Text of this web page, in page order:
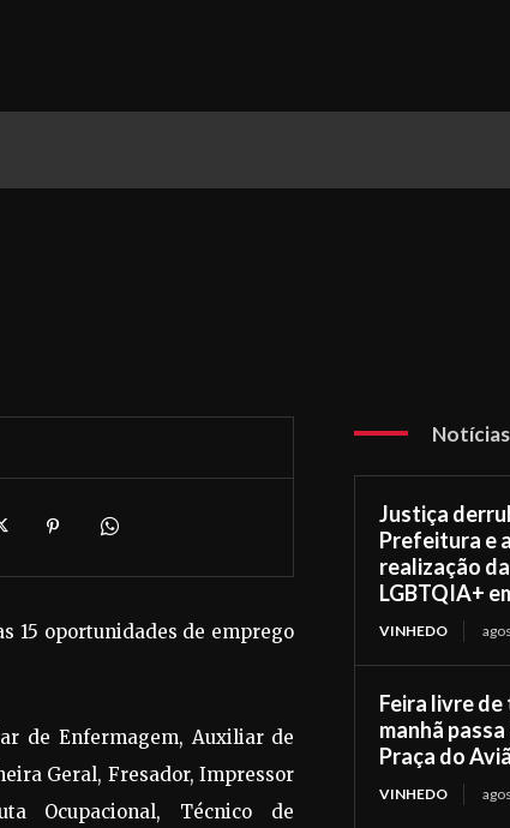
15 oportunidades de emprego
de Enfermagem, Auxiliar de
Geral, Fresador, Impressor
Ocupacional, Técnico de
Justiça
Prefeitura e
realização
LGBTQIA+
VINHEDO
Feira livre
manhã
Praça do
VINHEDO